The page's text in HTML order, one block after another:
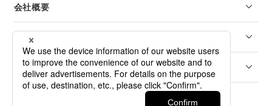
会社概要
リーガル
カスタマーサービス